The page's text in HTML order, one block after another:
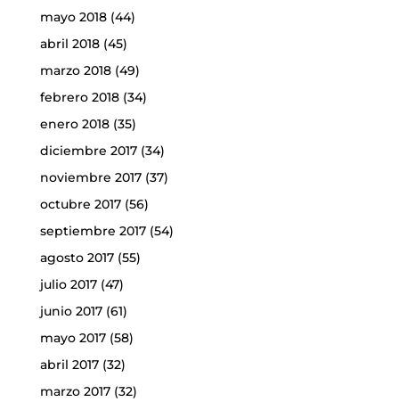
mayo 2018(44)
abril 2018(45)
marzo 2018(49)
febrero 2018(34)
enero 2018(35)
diciembre 2017(34)
noviembre 2017(37)
octubre 2017(56)
septiembre 2017(54)
agosto 2017(55)
julio 2017(47)
junio 2017(61)
mayo 2017(58)
abril 2017(32)
marzo 2017(32)